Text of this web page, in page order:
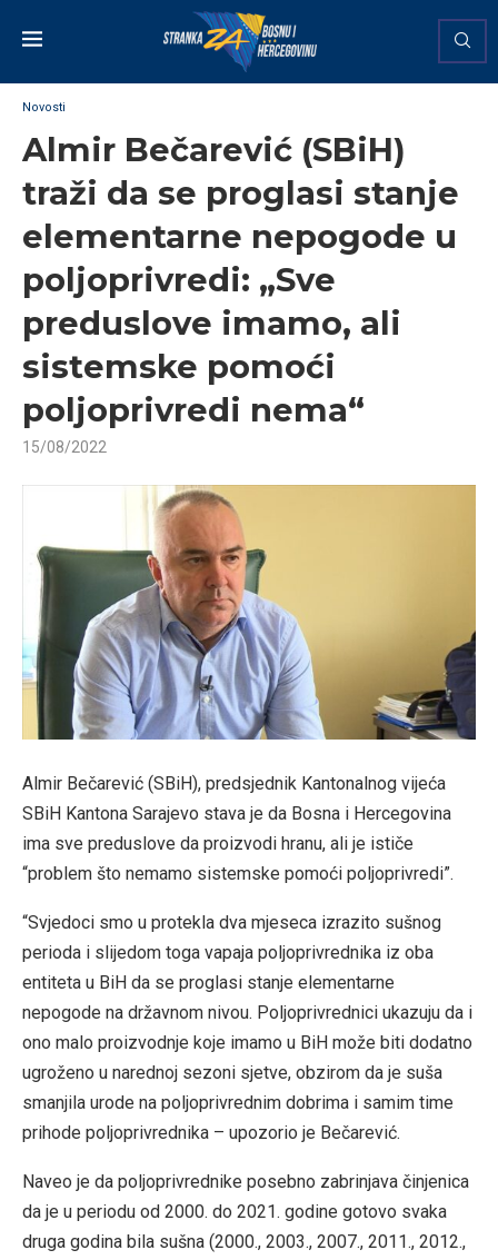
Novosti
Almir Bečarević (SBiH)
traži da se proglasi stanje
elementarne nepogode u
poljoprivredi: „Sve
preduslove imamo, ali
sistemske pomoći
poljoprivredi nema“
15/08/2022
Almir Bečarević (SBiH), predsjednik Kantonalnog vijeća
SBiH Kantona Sarajevo stava je da Bosna i Hercegovina
ima sve preduslove da proizvodi hranu, ali je ističe
“problem što nemamo sistemske pomoći poljoprivredi”.
“Svjedoci smo u protekla dva mjeseca izrazito sušnog
perioda i slijedom toga vapaja poljoprivrednika iz oba
entiteta u BiH da se proglasi stanje elementarne
nepogode na državnom nivou. Poljoprivrednici ukazuju da i
ono malo proizvodnje koje imamo u BiH može biti dodatno
ugroženo u narednoj sezoni sjetve, obzirom da je suša
smanjila urode na poljoprivrednim dobrima i samim time
prihode poljoprivrednika – upozorio je Bečarević.
Naveo je da poljoprivrednike posebno zabrinjava činjenica
da je u periodu od 2000. do 2021. godine gotovo svaka
druga godina bila sušna (2000., 2003., 2007., 2011., 2012.,